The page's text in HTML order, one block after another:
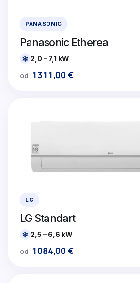
PANASONIC
Panasonic Etherea
2,0 – 7,1 kW
od 1311,00 €
LG
LG Standart
2,5 – 6,6 kW
od 1084,00 €